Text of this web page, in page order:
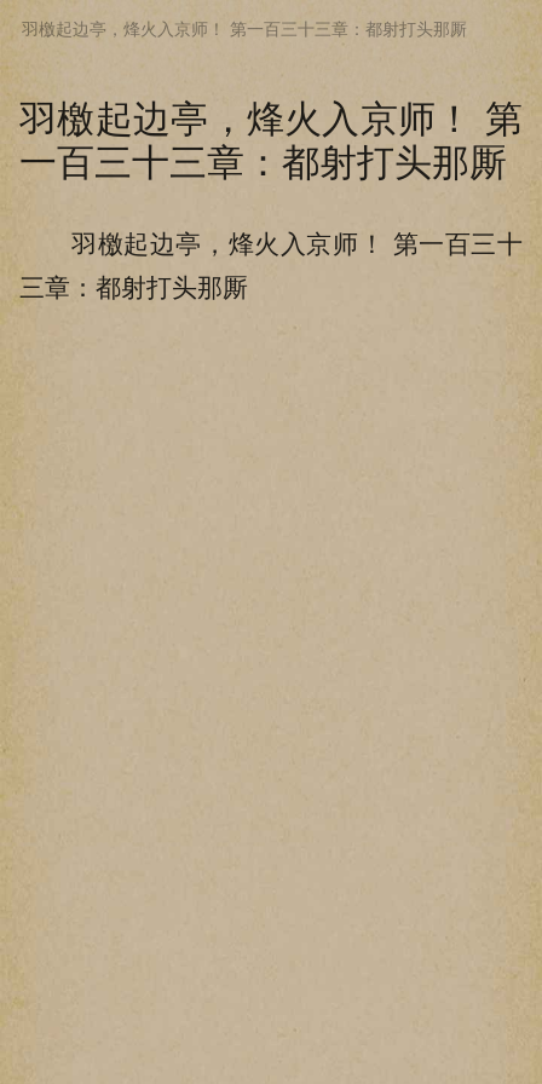
下拉阅读上一章
羽檄起边亭，烽火入京师！ 第
一百三十三章：都射打头那厮
羽檄起边亭，烽火入京师！ 第一百三十
三章：都射打头那厮
羽檄起边亭，烽火入京师！ 第一百三十三章：都射打头那厮